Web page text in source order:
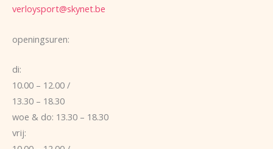
verloysport@skynet.be
openingsuren:
di:
10.00 – 12.00 /
13.30 – 18.30
woe & do: 13.30 – 18.30
vrij: